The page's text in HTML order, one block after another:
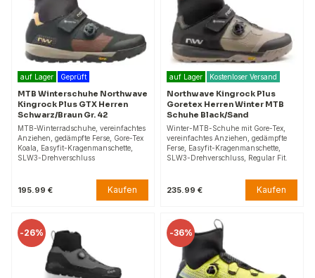
auf Lager Geprüft
MTB Winterschuhe Northwave
Kingrock Plus GTX Herren
Schwarz/Braun Gr. 42
MTB-Winterradschuhe, vereinfachtes
Anziehen, gedämpfte Ferse, Gore-Tex
Koala, Easyfit-Kragenmanschette,
SLW3-Drehverschluss
195.99 € Kaufen
auf Lager Kostenloser Versand
Northwave Kingrock Plus
Goretex Herren Winter MTB
Schuhe Black/Sand
Winter-MTB-Schuhe mit Gore-Tex,
vereinfachtes Anziehen, gedämpfte
Ferse, Easyfit-Kragenmanschette,
SLW3-Drehverschluss, Regular Fit.
235.99 € Kaufen
-26% -36%